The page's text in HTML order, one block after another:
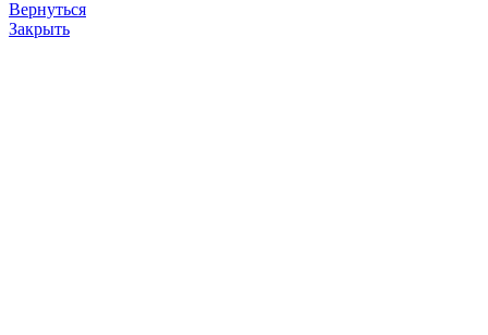
Вернуться
Закрыть